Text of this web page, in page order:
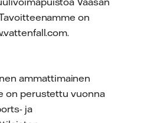
on
ammattimainen
on perustettu vuonna
ja